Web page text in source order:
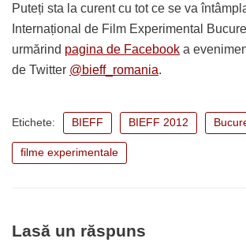
Puteți sta la curent cu tot ce se va
Internațional de Film Experimental
urmărind pagina de Facebook a
de Twitter @bieff_romania.
Etichete: BIEFF BIEFF 2012
filme experimentale
Lasă un răspuns